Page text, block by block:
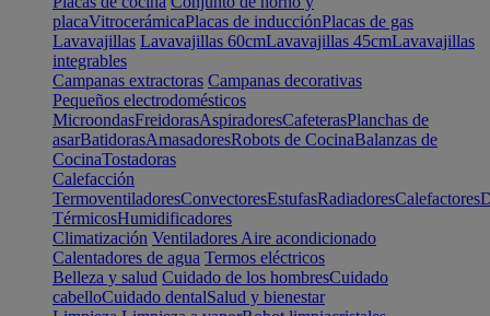
placaVitrocerámicaPlacas de inducciónPlacas de gas
Lavavajillas Lavavajillas 60cmLavavajillas 45cmLavavajillas
integrables
Campanas extractoras Campanas decorativas
Pequeños electrodomésticos
MicroondasFreidorasAspiradoresCafeterasPlanchas de
asarBatidorasAmasadoresRobots de CocinaBalanzas de
CocinaTostadoras
Calefacción
TermoventiladoresConvectoresEstufasRadiadoresCalefactores
TérmicosHumidificadores
Climatización Ventiladores Aire acondicionado
Calentadores de agua Termos eléctricos
Belleza y salud Cuidado de los hombresCuidado
cabelloCuidado dentalSalud y bienestar